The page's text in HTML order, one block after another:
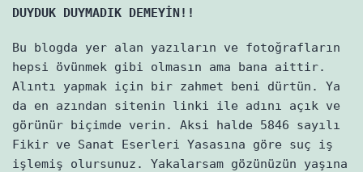
DUYDUK DUYMADIK DEMEYİN!!
Bu blogda yer alan yazıların ve fotoğrafların
hepsi övünmek gibi olmasın ama bana aittir.
Alıntı yapmak için bir zahmet beni dürtün. Ya
da en azından sitenin linki ile adını açık ve
görünür biçimde verin. Aksi halde 5846 sayılı
Fikir ve Sanat Eserleri Yasasına göre suç iş
işlemiş olursunuz. Yakalarsam gözünüzün yaşına